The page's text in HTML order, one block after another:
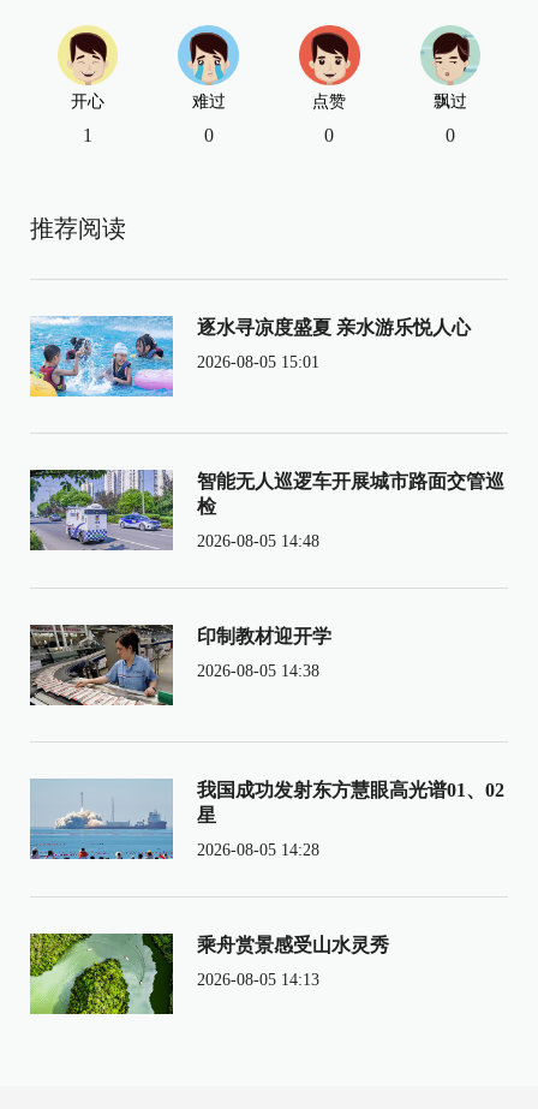
开心
1
难过
0
点赞
0
飘过
0
推荐阅读
逐水寻凉度盛夏 亲水游乐悦人心
2026-08-05 15:01
智能无人巡逻车开展城市路面交管巡
检
2026-08-05 14:48
印制教材迎开学
2026-08-05 14:38
我国成功发射东方慧眼高光谱01、02
星
2026-08-05 14:28
乘舟赏景感受山水灵秀
2026-08-05 14:13